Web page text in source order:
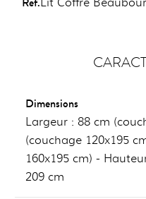
Lit Coffre
Dimensions
Largeur : 88 cm
(couchage 120x195
160x195 cm) -
209 cm